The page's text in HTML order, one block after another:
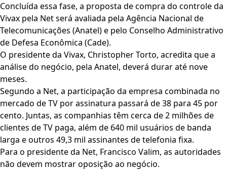
Concluída essa fase, a proposta de compra do controle da
Vivax pela Net será avaliada pela Agência Nacional de
Telecomunicações (Anatel) e pelo Conselho Administrativo
de Defesa Econômica (Cade).
O presidente da Vivax, Christopher Torto, acredita que a
análise do negócio, pela Anatel, deverá durar até nove
meses.
Segundo a Net, a participação da empresa combinada no
mercado de TV por assinatura passará de 38 para 45 por
cento. Juntas, as companhias têm cerca de 2 milhões de
clientes de TV paga, além de 640 mil usuários de banda
larga e outros 49,3 mil assinantes de telefonia fixa.
Para o presidente da Net, Francisco Valim, as autoridades
não devem mostrar oposição ao negócio.